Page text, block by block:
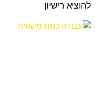
להוציא רישיון